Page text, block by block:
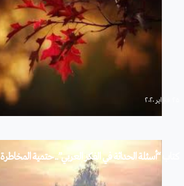
كتاب “أسئلة الحداثة في الفكر العربي”.. حتمية المخاطرة